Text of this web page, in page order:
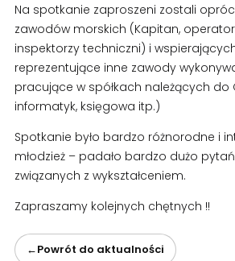
Na spotkanie zaproszeni zostali
zawodów morskich (Kapitan,
inspektorzy techniczni) i
reprezentujące inne zawody
pracujące w spółkach należących do
informatyk, księgowa itp.)
Spotkanie było bardzo różnorodne i
młodzież – padało bardzo dużo
związanych z wykształceniem.
Zapraszamy kolejnych chętnych !!
←Powrót do aktualności